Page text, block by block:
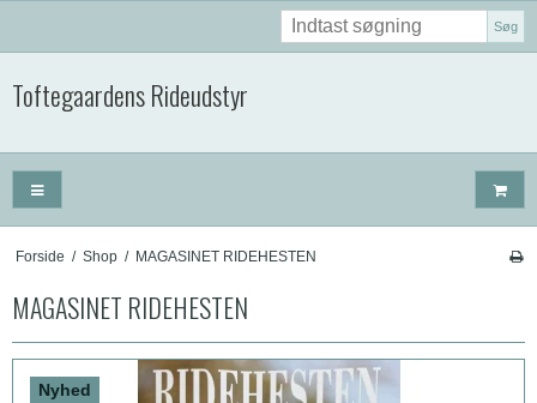
Søg
Toftegaardens Rideudstyr
Forside / Shop / MAGASINET RIDEHESTEN
MAGASINET RIDEHESTEN
Nyhed